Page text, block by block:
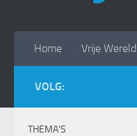
Home Vrije Wereld
VOLG:
THEMA’S